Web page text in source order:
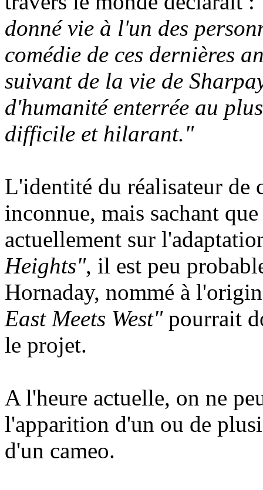
donné vie à l'un des
comédie de ces dernières
suivant de la vie de
d'humanité enterrée au
difficile et hilarant."
L'identité du réalisateur de
inconnue, mais sachant
actuellement sur
Heights", il est peu
Hornaday, nommé à
East Meets West"pourrait
le projet.
A l'heure actuelle, on ne
l'apparition d'un ou de
d'un cameo.